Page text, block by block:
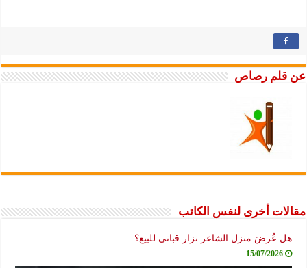
عن قلم رصاص
مقالات أخرى لنفس الكاتب
هل عُرضَ منزل الشاعر نزار قباني للبيع؟
15/07/2026